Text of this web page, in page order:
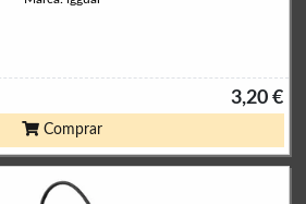
3,20 €
Comprar